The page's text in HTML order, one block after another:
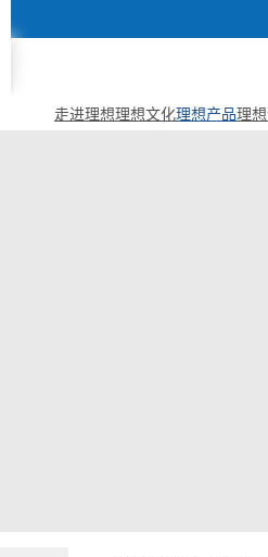
走进理想理想文化理想产品理